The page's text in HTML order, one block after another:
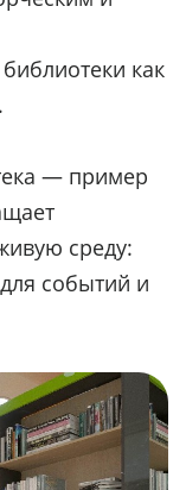
как
— пример
среду:
событий и